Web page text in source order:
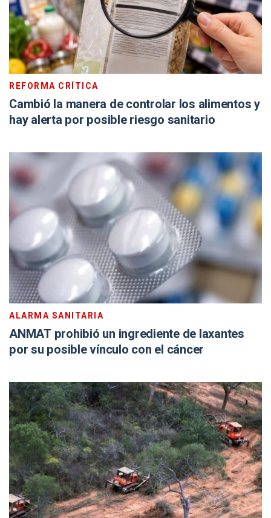
REFORMA CRÍTICA
Cambió la manera de controlar los alimentos y
hay alerta por posible riesgo sanitario
ALARMA SANITARIA
ANMAT prohibió un ingrediente de laxantes
por su posible vínculo con el cáncer